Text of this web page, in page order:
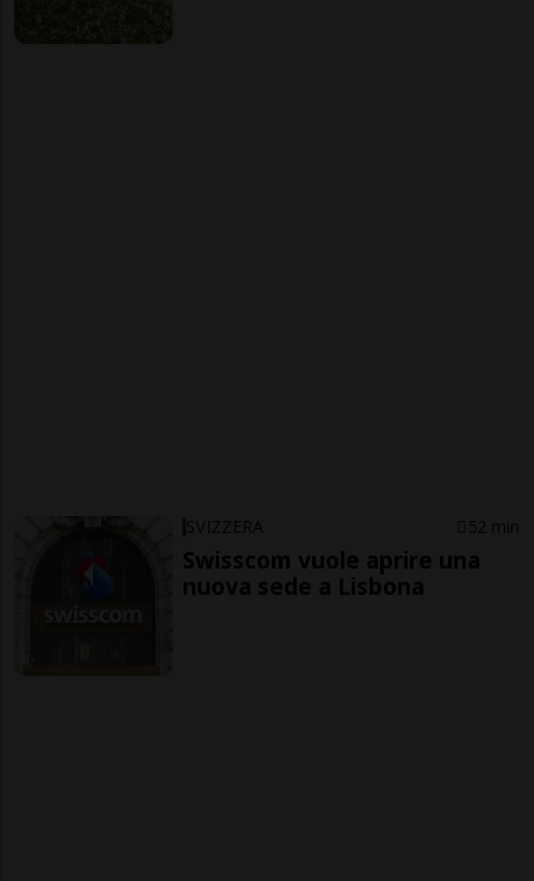
SVIZZERA 52 min
Swisscom vuole aprire una
nuova sede a Lisbona